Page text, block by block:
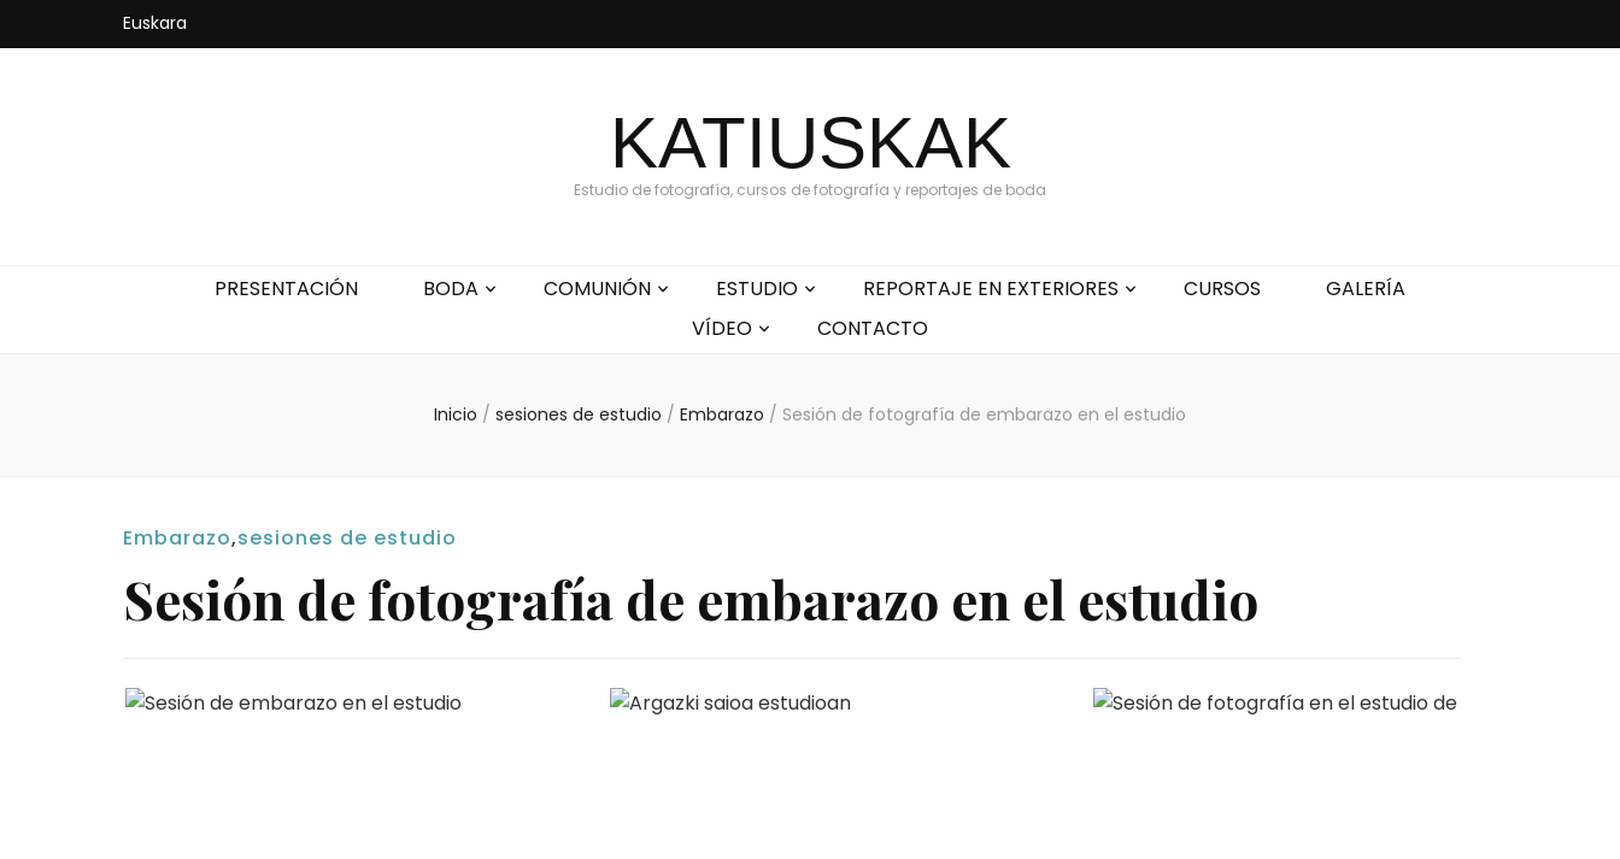
Euskara
KATIUSKAK
Estudio de fotografía, cursos de fotografía y reportajes de boda
PRESENTACIÓN BODA COMUNIÓN ESTUDIO REPORTAJE EN EXTERIORES CURSOS
GALERÍA
VÍDEO
CONTACTO
Inicio / sesiones de estudio / Embarazo / Sesión de fotografía de embarazo en el estudio
Embarazo,sesiones de estudio
Sesión de fotografía de embarazo en el estudio